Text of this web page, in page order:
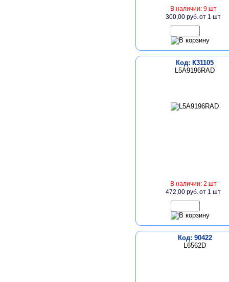
В наличии: 9 шт
300,00 руб.от 1 шт
Код: К31105
L5A9196RAD
В наличии: 2 шт
472,00 руб.от 1 шт
Код: 90422
L6562D